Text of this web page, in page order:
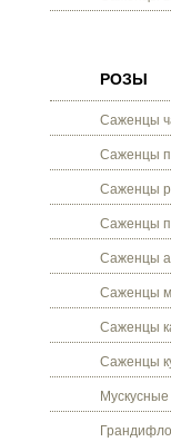
РОЗЫ
Саженцы
Саженцы
Саженцы
Саженцы
Саженцы
Саженцы
Саженцы
Саженцы